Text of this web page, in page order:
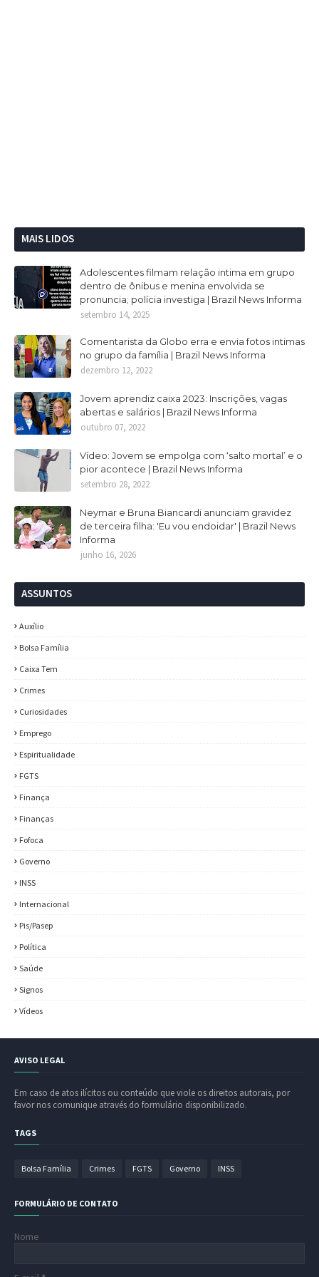
MAIS LIDOS
Adolescentes filmam relação intima em grupo
dentro de ônibus e menina envolvida se
pronuncia; polícia investiga | Brazil News Informa
setembro 14, 2025
Comentarista da Globo erra e envia fotos intimas
no grupo da família | Brazil News Informa
dezembro 12, 2022
Jovem aprendiz caixa 2023: Inscrições, vagas
abertas e salários | Brazil News Informa
outubro 07, 2022
Vídeo: Jovem se empolga com ‘salto mortal’ e o
pior acontece | Brazil News Informa
setembro 28, 2022
Neymar e Bruna Biancardi anunciam gravidez
de terceira filha: 'Eu vou endoidar' | Brazil News
Informa
junho 16, 2026
ASSUNTOS
Auxílio
Bolsa Família
Caixa Tem
Crimes
Curiosidades
Emprego
Espiritualidade
FGTS
Finança
Finanças
Fofoca
Governo
INSS
Internacional
Pis/Pasep
Política
Saúde
Signos
Vídeos
AVISO LEGAL
Em caso de atos ilícitos ou conteúdo que viole os direitos autorais, por
favor nos comunique através do formulário disponibilizado.
TAGS
Bolsa Família Crimes FGTS Governo INSS
FORMULÁRIO DE CONTATO
Nome